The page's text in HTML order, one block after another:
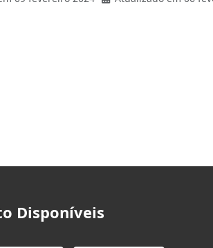
Disponíveis